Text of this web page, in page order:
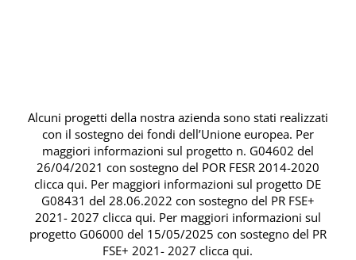
Alcuni progetti della nostra azienda sono stati realizzati
con il sostegno dei fondi dell’Unione europea. Per
maggiori informazioni sul progetto n. G04602 del
26/04/2021 con sostegno del POR FESR 2014-2020
clicca qui. Per maggiori informazioni sul progetto DE
G08431 del 28.06.2022 con sostegno del PR FSE+
2021- 2027 clicca qui. Per maggiori informazioni sul
progetto G06000 del 15/05/2025 con sostegno del PR
FSE+ 2021- 2027 clicca qui.